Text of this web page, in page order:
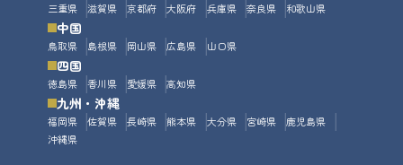
三重県 滋賀県 京都府 大阪府 兵庫県 奈良県 和歌山県
中国
鳥取県 島根県 岡山県 広島県 山口県
四国
徳島県 香川県 愛媛県 高知県
九州・沖縄
福岡県 佐賀県 長崎県 熊本県 大分県 宮崎県
鹿児島県
沖縄県